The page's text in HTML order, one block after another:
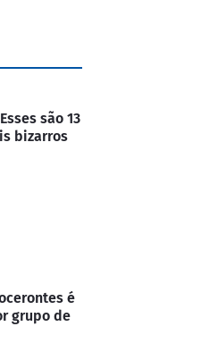
são 13
bizarros
é
grupo de